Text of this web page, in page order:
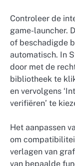
Controleer de
game-launcher.
of beschadigde
automatisch. In
door met de
bibliotheek te
en vervolgens
verifiëren’ te
Het aanpassen
om
verlagen van
van bepaalde